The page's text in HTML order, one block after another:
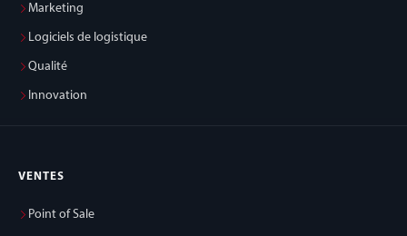
Marketing
Logiciels de logistique
Qualité
Innovation
VENTES
Point of Sale